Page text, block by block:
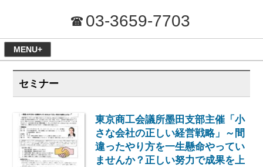
03-3659-7703
MENU+
セミナー
東京商工会議所墨田支部主催「小
さな会社の正しい経営戦略」～間
違ったやり方を一生懸命やってい
ませんか？正しい努力で成果を上